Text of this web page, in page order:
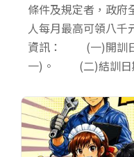
條件及規定者，政府
人每月最高可領八千
資訊： (一)開訓日
一)。 (二)結訓日